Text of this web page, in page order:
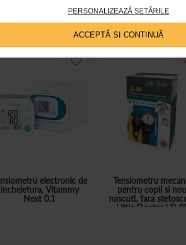
PERSONALIZEAZĂ SETĂRILE
ACCEPTĂ SI CONTINUĂ
efortului ar trebui sa se poata vorbi in
mare.
electronic de
incheietura, Vitammy
Next 0.1
Tensiometru
pentru copii si nou
nascuti, fara
Little Doctor LD